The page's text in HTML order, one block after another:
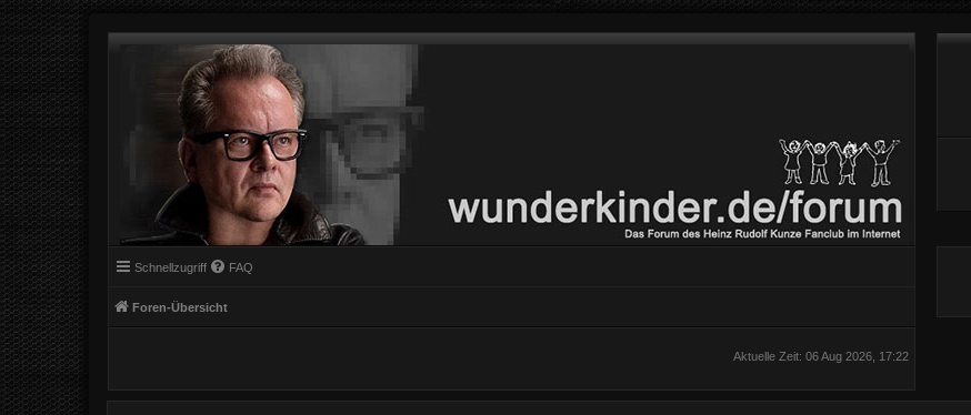
Schnellzugriff FAQ
Foren-Übersicht
Aktuelle Zeit: 06 Aug 2026, 17:22